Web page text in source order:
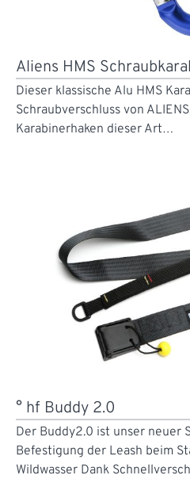
Aliens HMS
Dieser klassische Alu HMS
Schraubverschluss von
Karabinerhaken dieser Art…
° hf Buddy 2.0
Der Buddy2.0 ist unser neuer
Befestigung der Leash beim
Wildwasser Dank